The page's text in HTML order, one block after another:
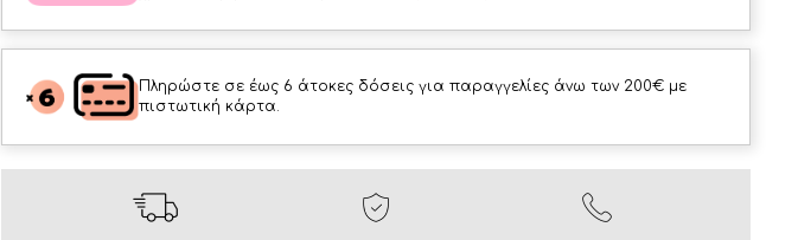
Πληρώστε σε έως 6 άτοκες δόσεις για παραγγελίες άνω των 200€ με
πιστωτική κάρτα.